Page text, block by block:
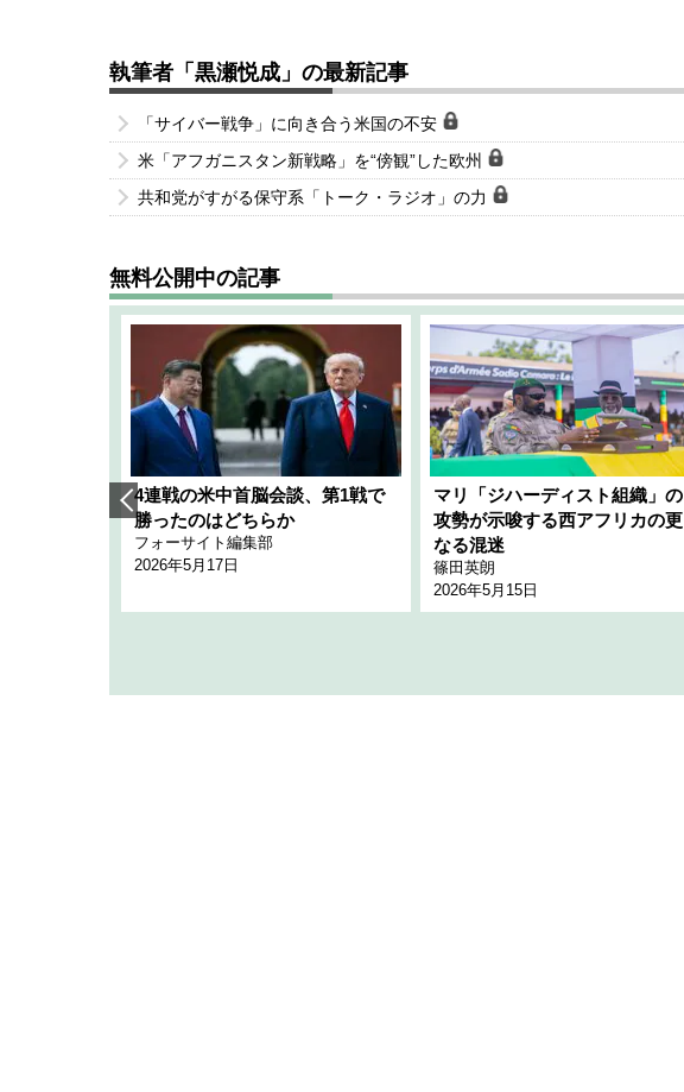
執筆者「黒瀬悦成」の最新記事
「サイバー戦争」に向き合う米国の不安
米「アフガニスタン新戦略」を“傍観”した欧州
共和党がすがる保守系「トーク・ラジオ」の力
無料公開中の記事
4連戦の米中首脳会談、第1戦で
勝ったのはどちらか
フォーサイト編集部
2026年5月17日
マリ「ジハーディスト組織」の
攻勢が示唆する西アフリカの更
なる混迷
篠田英朗
2026年5月15日